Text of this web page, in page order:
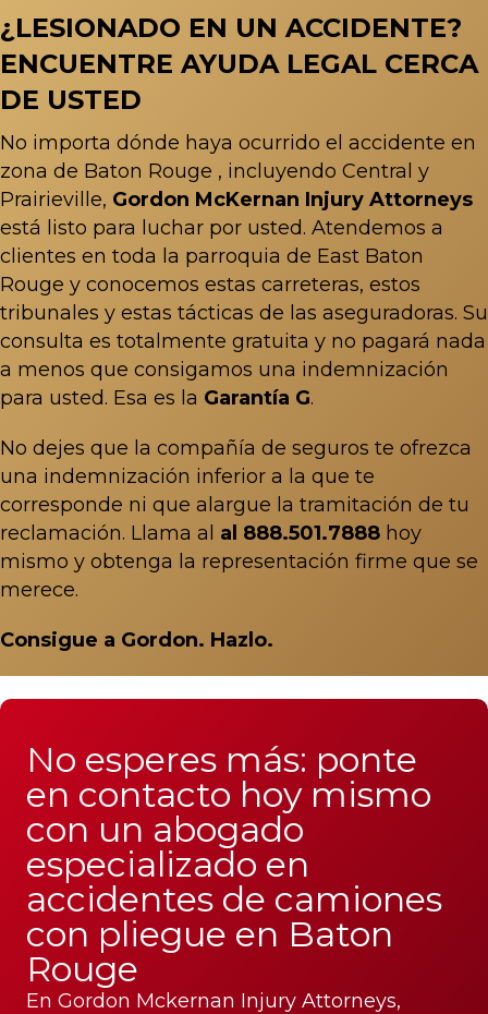
¿LESIONADO EN UN ACCIDENTE?
ENCUENTRE AYUDA LEGAL CERCA
DE USTED
No importa dónde haya ocurrido el accidente en
zona de Baton Rouge , incluyendo Central y
Prairieville, Gordon McKernan Injury Attorneys
está listo para luchar por usted. Atendemos a
clientes en toda la parroquia de East Baton
Rouge y conocemos estas carreteras, estos
tribunales y estas tácticas de las aseguradoras. Su
consulta es totalmente gratuita y no pagará nada
a menos que consigamos una indemnización
para usted. Esa es la Garantía G.
No dejes que la compañía de seguros te ofrezca
una indemnización inferior a la que te
corresponde ni que alargue la tramitación de tu
reclamación. Llama al al 888.501.7888 hoy
mismo y obtenga la representación firme que se
merece.
Consigue a Gordon. Hazlo.
No esperes más: ponte
en contacto hoy mismo
con un abogado
especializado en
accidentes de camiones
con pliegue en Baton
Rouge
En Gordon Mckernan Injury Attorneys,